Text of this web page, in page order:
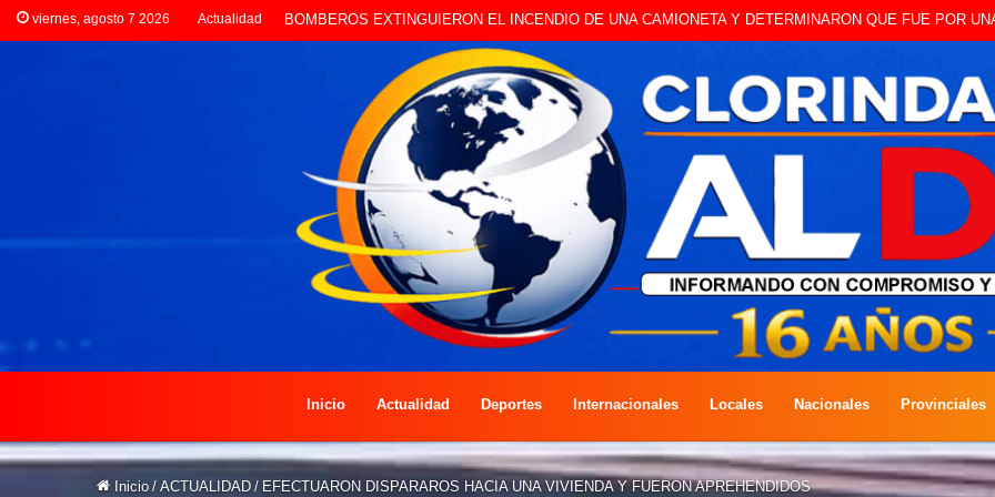
viernes, agosto 7 2026 Actualidad LA POLICÍA INVESTIGA ROBO A CAMBISTA OCURRIDO ESTE JUEVES
Inicio Actualidad Deportes Internacionales Locales Nacionales Provinciales
Inicio / ACTUALIDAD / EFECTUARON DISPARAROS HACIA UNA VIVIENDA Y FUERON APREHENDIDOS